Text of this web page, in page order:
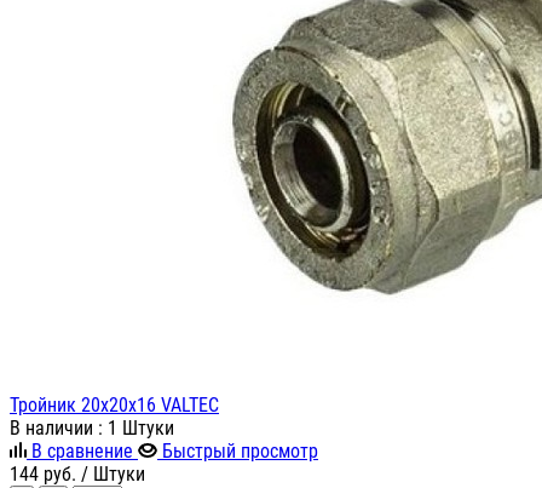
Тройник 20х20х16 VALTEC
В наличии : 1 Штуки
В сравнение
Быстрый просмотр
144 руб. / Штуки